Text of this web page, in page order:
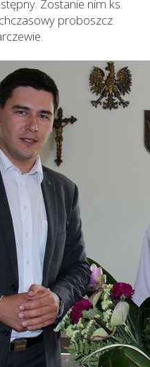
Zostanie nim ks.
proboszcz